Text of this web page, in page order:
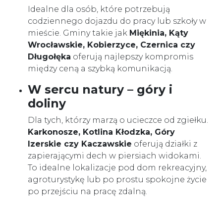
Idealne dla osób, które potrzebują
codziennego dojazdu do pracy lub szkoły w
mieście. Gminy takie jak Miękinia, Kąty
Wrocławskie, Kobierzyce, Czernica czy
Długołęka oferują najlepszy kompromis
między ceną a szybką komunikacją.
W sercu natury – góry i
doliny
Dla tych, którzy marzą o ucieczce od zgiełku.
Karkonosze, Kotlina Kłodzka, Góry
Izerskie czy Kaczawskie oferują działki z
zapierającymi dech w piersiach widokami.
To idealne lokalizacje pod dom rekreacyjny,
agroturystykę lub po prostu spokojne życie
po przejściu na pracę zdalną.